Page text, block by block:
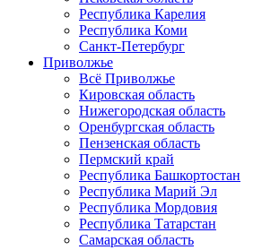
Республика Карелия
Республика Коми
Санкт-Петербург
Приволжье
Всё Приволжье
Кировская область
Нижегородская область
Оренбургская область
Пензенская область
Пермский край
Республика Башкортостан
Республика Марий Эл
Республика Мордовия
Республика Татарстан
Самарская область